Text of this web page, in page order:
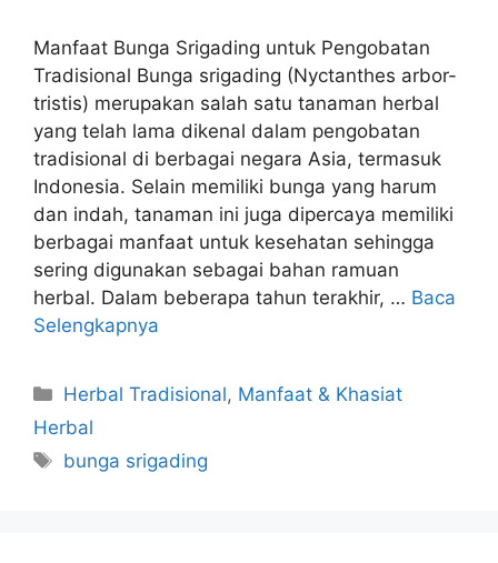
Manfaat Bunga Srigading untuk Pengobatan
Tradisional Bunga srigading (Nyctanthes arbor-
tristis) merupakan salah satu tanaman herbal
yang telah lama dikenal dalam pengobatan
tradisional di berbagai negara Asia, termasuk
Indonesia. Selain memiliki bunga yang harum
dan indah, tanaman ini juga dipercaya memiliki
berbagai manfaat untuk kesehatan sehingga
sering digunakan sebagai bahan ramuan
herbal. Dalam beberapa tahun terakhir, … Baca
Selengkapnya
Kategori
Herbal Tradisional, Manfaat & Khasiat
Herbal
Tag
bunga srigading